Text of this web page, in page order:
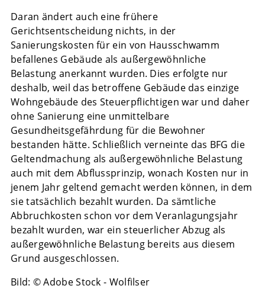
Daran ändert auch eine frühere
Gerichtsentscheidung nichts, in der
Sanierungskosten für ein von Hausschwamm
befallenes Gebäude als außergewöhnliche
Belastung anerkannt wurden. Dies erfolgte nur
deshalb, weil das betroffene Gebäude das einzige
Wohngebäude des Steuerpflichtigen war und daher
ohne Sanierung eine unmittelbare
Gesundheitsgefährdung für die Bewohner
bestanden hätte. Schließlich verneinte das BFG die
Geltendmachung als außergewöhnliche Belastung
auch mit dem Abflussprinzip, wonach Kosten nur in
jenem Jahr geltend gemacht werden können, in dem
sie tatsächlich bezahlt wurden. Da sämtliche
Abbruchkosten schon vor dem Veranlagungsjahr
bezahlt wurden, war ein steuerlicher Abzug als
außergewöhnliche Belastung bereits aus diesem
Grund ausgeschlossen.
Bild: © Adobe Stock - Wolfilser